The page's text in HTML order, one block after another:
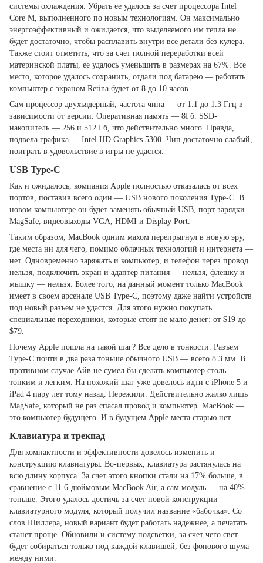
системы охлаждения. Убрать ее удалось за счет процессора Intel
Core M, выполненного по новым технологиям. Он максимально
энергоэффективный и ожидается, что выделяемого им тепла не
будет достаточно, чтобы расплавить внутри все детали без кулера.
Также стоит отметить, что за счет полной переработки всей
материнской платы, ее удалось уменьшить в размерах на 67%. Все
место, которое удалось сохранить, отдали под батарею — работать
компьютер с экраном Retina будет от 8 до 10 часов.
Сам процессор двухъядерный, частота чипа — от 1.1 до 1.3 Ггц в
зависимости от версии. Оперативная память — 8Гб. SSD-
накопитель — 256 и 512 Гб, что действительно много. Правда,
подвела графика — Intel HD Graphics 5300. Чип достаточно слабый,
поиграть в удовольствие в игры не удастся.
USB Type-C
Как и ожидалось, компания Apple полностью отказалась от всех
портов, поставив всего один — USB нового поколения Type-C. В
новом компьютере он будет заменять обычный USB, порт зарядки
MagSafe, видеовыходы VGA, HDMI и Display Port.
Таким образом, MacBook одним махом перепрыгнул в новую эру,
где места ни для чего, помимо облачных технологий и интернета —
нет. Одновременно заряжать и компьютер, и телефон через провод
нельзя, подключить экран и адаптер питания — нельзя, флешку и
мышку — нельзя. Более того, на данный момент только MacBook
имеет в своем арсенале USB Type-C, поэтому даже найти устройств
под новый разъем не удастся. Для этого нужно покупать
специальные переходники, которые стоят не мало денег: от $19 до
$79.
Почему Apple пошла на такой шаг? Все дело в тонкости. Разъем
Type-C почти в два раза тоньше обычного USB — всего 8.3 мм. В
противном случае Айв не сумел бы сделать компьютер столь
тонким и легким. На похожий шаг уже довелось идти с iPhone 5 и
iPad 4 пару лет тому назад. Пережили. Действительно жалко лишь
MagSafe, который не раз спасал провод и компьютер. MacBook —
это компьютер будущего. И в будущем Apple места старью нет.
Клавиатура и трекпад
Для компактности и эффективности довелось изменить и
конструкцию клавиатуры. Во-первых, клавиатура растянулась на
всю длину корпуса. За счет этого кнопки стали на 17% больше, в
сравнение с 11.6-дюймовым MacBook Air, а сам модуль — на 40%
тоньше. Этого удалось достичь за счет новой конструкции
клавиатурного модуля, который получил название «бабочка». Со
слов Шиллера, новый вариант будет работать надежнее, а печатать
станет проще. Обновили и систему подсветки, за счет чего свет
будет собираться только под каждой клавишей, без фонового шума
между ними.